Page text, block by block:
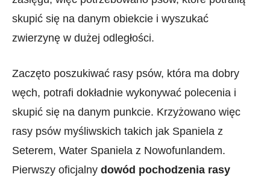
skupić się na danym obiekcie i wyszukać
zwierzynę w dużej odległości.
Zaczęto poszukiwać rasy psów, która ma dobry
węch, potrafi dokładnie wykonywać polecenia i
skupić się na danym punkcie. Krzyżowano więc
rasy psów myśliwskich takich jak Spaniela z
Seterem, Water Spaniela z Nowofunlandem.
Pierwszy oficjalny dowód pochodzenia rasy